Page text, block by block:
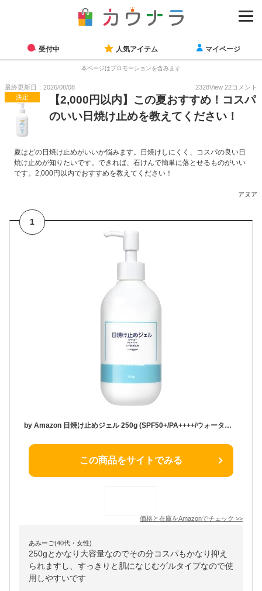
受付中 人気アイテム マイページ
本ページはプロモーションを含みます
最終更新日：2026/08/08 2328View 22コメント
決定
【2,000円以内】この夏おすすめ！コスパ
のいい日焼け止めを教えてください！
夏はどの日焼け止めがいいか悩みます。日焼けしにくく、コスパの良い日
焼け止めが知りたいです。できれば、石けんで簡単に落とせるものがいい
です。2,000円以内でおすすめを教えてください！
アヌア
1
by Amazon 日焼け止めジェル 250g (SPF50+/PA++++/ウォータープルーフ/大容量ポンプ)(サニーシュシュ)
この商品をサイトでみる
価格と在庫をAmazonでチェック >>
あみーご(40代・女性)
250gとかなり大容量なのでその分コスパもかなり抑え
られますし、すっきりと肌になじむゲルタイプなので使
用しやすいです